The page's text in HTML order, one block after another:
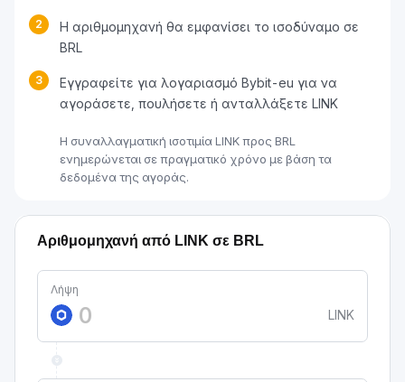
2
Η αριθμομηχανή θα εμφανίσει το ισοδύναμο σε
BRL
3
Εγγραφείτε για λογαριασμό Bybit-eu για να
αγοράσετε, πουλήσετε ή ανταλλάξετε LINK
Η συναλλαγματική ισοτιμία LINK προς BRL
ενημερώνεται σε πραγματικό χρόνο με βάση τα
δεδομένα της αγοράς.
Αριθμομηχανή από LINK σε BRL
Λήψη
LINK